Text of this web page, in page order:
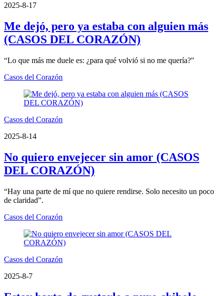
2025-8-17
Me dejó, pero ya estaba con alguien más
(CASOS DEL CORAZÓN)
“Lo que más me duele es: ¿para qué volvió si no me quería?"
Casos del Corazón
Casos del Corazón
2025-8-14
No quiero envejecer sin amor (CASOS
DEL CORAZÓN)
“Hay una parte de mí que no quiere rendirse. Solo necesito un poco
de claridad”.
Casos del Corazón
Casos del Corazón
2025-8-7